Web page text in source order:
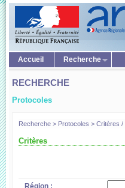
Accueil Recherche
RECHERCHE
Protocoles
Recherche > Protocoles > Critères /
Critères
Région :